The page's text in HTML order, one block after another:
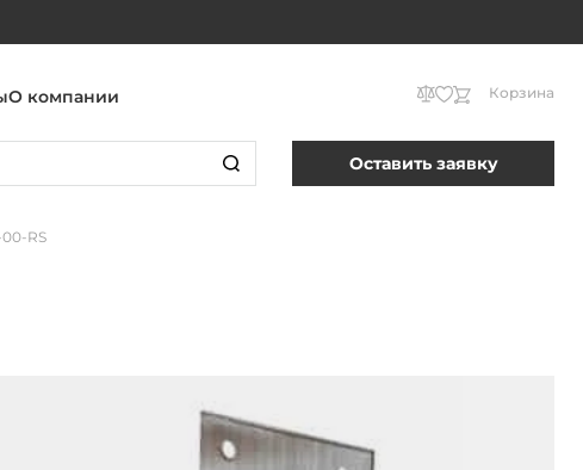
О компании Корзина
Оставить заявку
00-RS